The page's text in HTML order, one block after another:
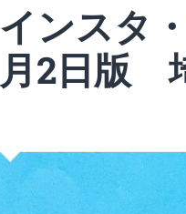
インスタ
月2日版